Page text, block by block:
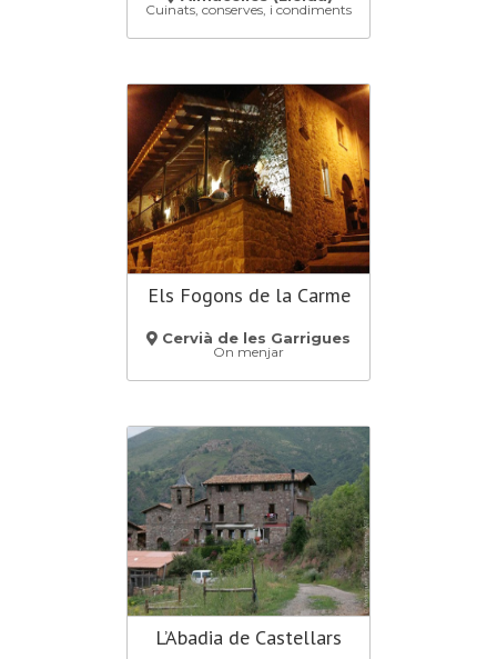
Cuinats, conserves, i condiments
Els Fogons de la Carme
Cervià de les Garrigues
(Lleida)
On menjar
L’Abadia de Castellars